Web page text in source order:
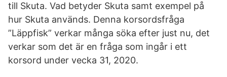
till Skuta. Vad betyder Skuta samt exempel på
hur Skuta används. Denna korsordsfråga
”Läppfisk” verkar många söka efter just nu, det
verkar som det är en fråga som ingår i ett
korsord under vecka 31, 2020.